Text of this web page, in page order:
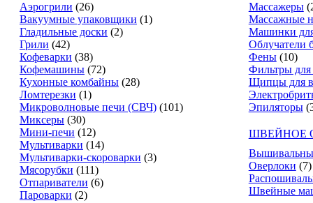
Аэрогрили (26)
Вакуумные упаковщики (1)
Гладильные доски (2)
Грили (42)
Кофеварки (38)
Кофемашины (72)
Кухонные комбайны (28)
Ломтерезки (1)
Микроволновые печи (СВЧ) (101)
Миксеры (30)
Мини-печи (12)
Мультиварки (14)
Мультиварки-скороварки (3)
Мясорубки (111)
Отпариватели (6)
Пароварки (2)
Массажеры
Массажные
Машинки
Облучатели
Фены (10)
Фильтры
Щипцы для
Эпиляторы
ШВЕЙНОЕ
Оверлоки (7)
Швейные